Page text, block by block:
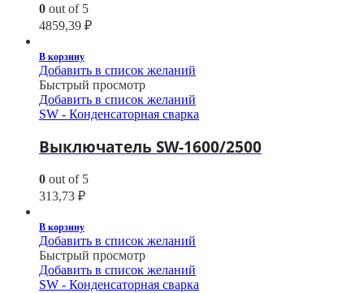
0 out of 5
4859,39 ₽
В корзину
Добавить в список желаний
Быстрый просмотр
Добавить в список желаний
SW - Конденсаторная сварка
Выключатель SW-1600/2500
0 out of 5
313,73 ₽
В корзину
Добавить в список желаний
Быстрый просмотр
Добавить в список желаний
SW - Конденсаторная сварка